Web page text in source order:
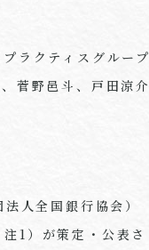
ラクティスグループ
菅野邑斗、戸田涼介
人全国銀行協会）
1）が策定・公表さ